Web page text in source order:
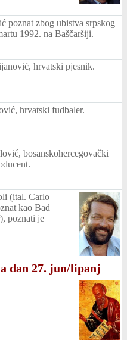
poznat zbog ubistva srpskog
1992. na Baščaršiji.
hrvatski pjesnik.
hrvatski fudbaler.
bosanskohercegovački
(ital. Carlo
kao Bad
poznati je
dan 27. jun/lipanj